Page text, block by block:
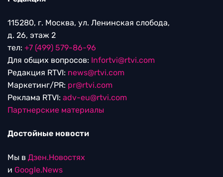
115280, г. Москва, ул. Ленинская слобода,
д. 26, этаж 2
тел: +7 (499) 579-86-96
Для общих вопросов: Infortvi@rtvi.com
Редакция RTVI: news@rtvi.com
Маркетинг/PR: pr@rtvi.com
Реклама RTVI: adv-eu@rtvi.com
Партнерские материалы
Достойные новости
Мы в Дзен.Новостях
и Google.News